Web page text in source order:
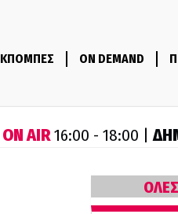
ON DEMAND
AIR16:00 - 18:00 |